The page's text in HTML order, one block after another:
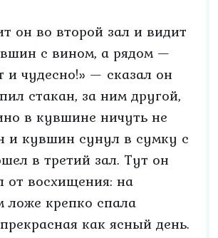
он во второй зал и видит
с вином, а рядом —
и чудесно!» — сказал он
стакан, за ним другой,
в кувшине ничуть не
и кувшин сунул в сумку с
в третий зал. Тут он
от восхищения: на
ложе крепко спала
как ясный день.